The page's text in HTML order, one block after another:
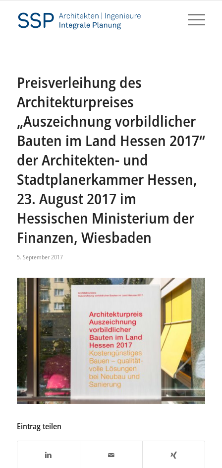
Preisverleihung des
Architekturpreises
„Auszeichnung vorbildlicher
Bauten im Land Hessen 2017“
der Architekten- und
Stadtplanerkammer Hessen,
23. August 2017 im
Hessischen Ministerium der
Finanzen, Wiesbaden
5. September 2017
Eintrag teilen